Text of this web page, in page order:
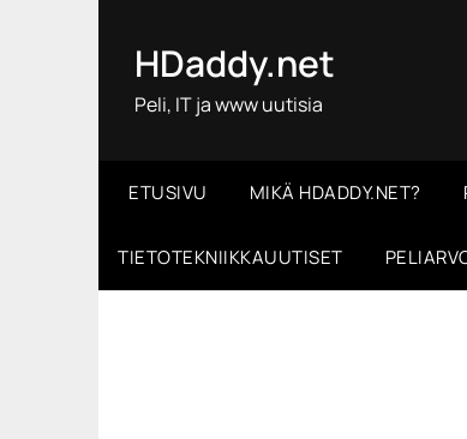
HDaddy.net
Peli, IT ja www uutisia
ETUSIVU MIKÄ HDADDY.NET?
TIETOTEKNIIKKAUUTISET